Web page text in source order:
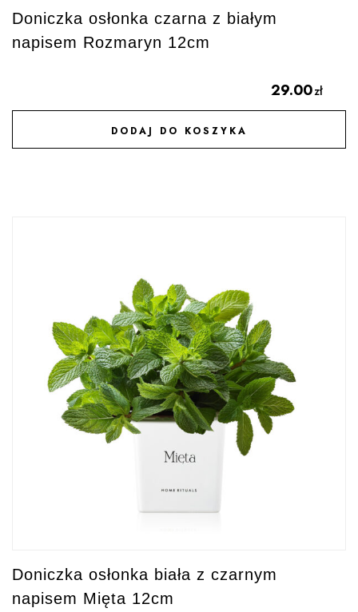
Doniczka osłonka czarna z białym
napisem Rozmaryn 12cm
29.00zł
DODAJ DO KOSZYKA
DODAJ DO ULUBIONYCH
Doniczka osłonka biała z czarnym
napisem Mięta 12cm